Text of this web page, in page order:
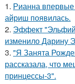
1. Рианна впервые
айриш появилась.
2. Эффект
изменило Дарину
3. "Я Занята
рассказала, что
принцессы-3".